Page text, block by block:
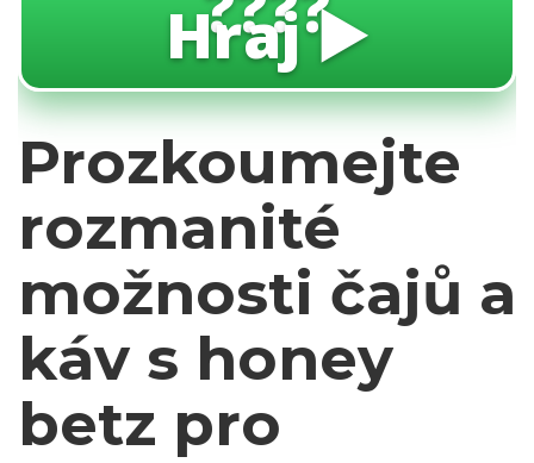
Hraj ▶️
Prozkoumejte
rozmanité
možnosti čajů a
káv s honey
betz pro